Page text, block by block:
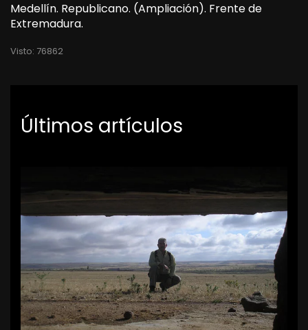
Medellín. Republicano. (Ampliación). Frente de
Extremadura.
Visto: 76862
Últimos artículos